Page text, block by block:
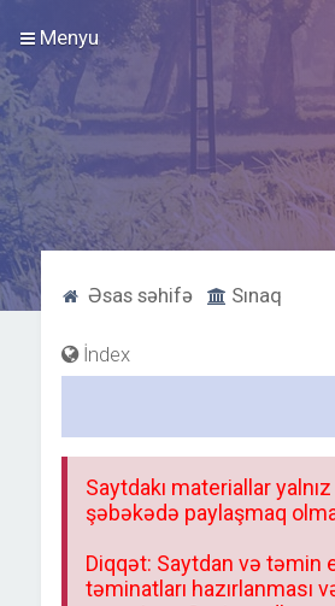
Menyu
Əsas səhifə Sınaq
İndex
Saytdakı materiallar
şəbəkədə paylaşmaq
Diqqət: Saytdan və təmin
təminatları